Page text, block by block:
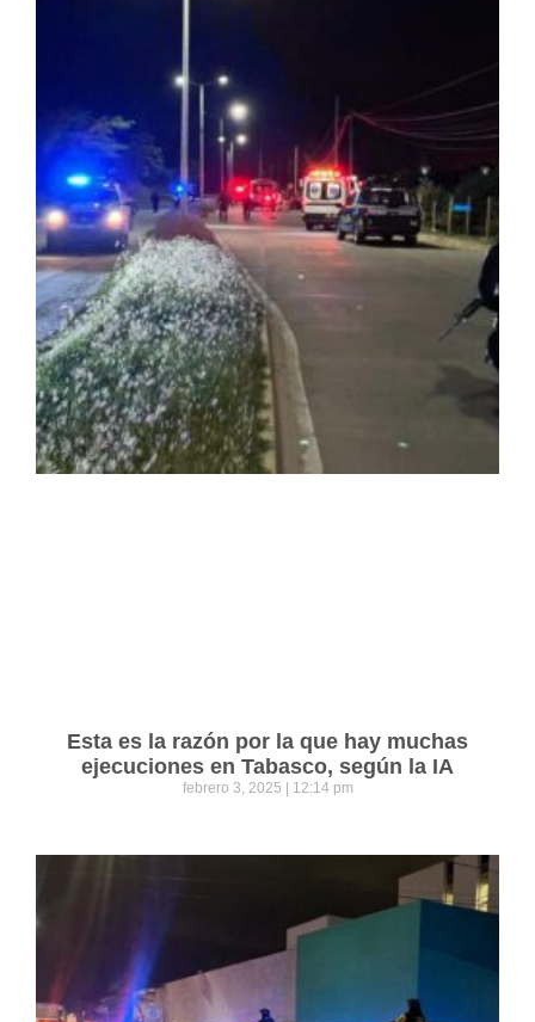
Esta es la razón por la que hay muchas
ejecuciones en Tabasco, según la IA
febrero 3, 2025 12:14 pm